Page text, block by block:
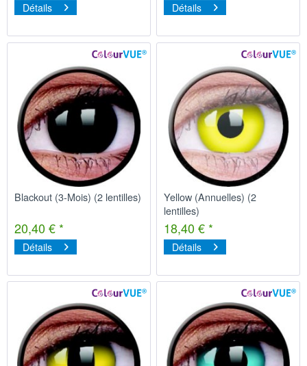
Détails Détails
Blackout (3-Mois) (2 lentilles)
20,40 € *
Détails
Yellow (Annuelles) (2
lentilles)
18,40 € *
Détails